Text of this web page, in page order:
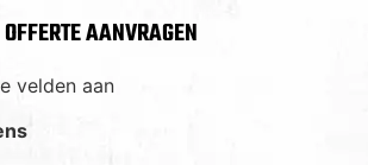
OFFERTE AANVRAGEN
velden aan